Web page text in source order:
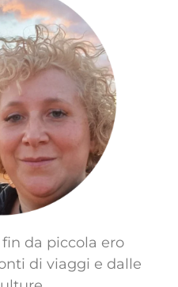
da piccola ero
di viaggi e dalle